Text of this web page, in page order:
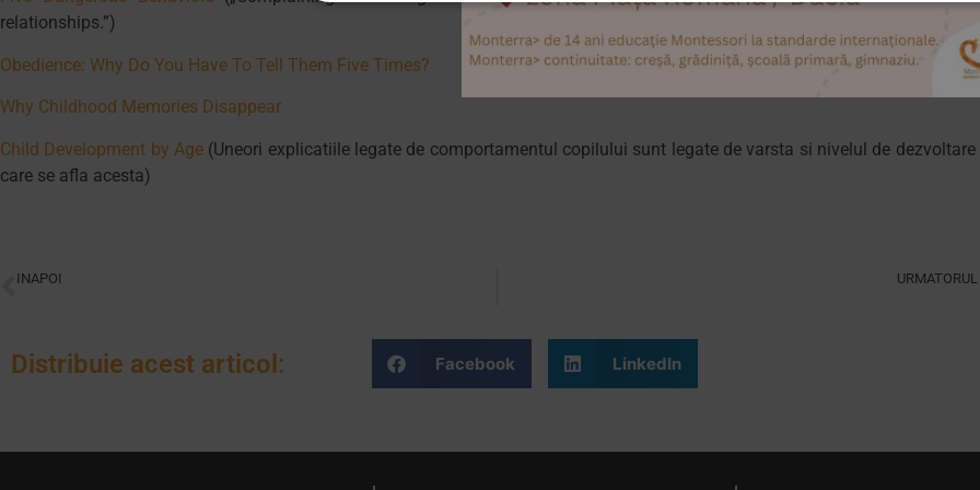
relationships.”)
Obedience: Why Do You Have To Tell Them Five Times?
Why Childhood Memories Disappear
Child Development by Age (Uneori explicatiile legate de comportamentul copilului sunt legate de varsta si nivelul de dezvoltare
care se afla acesta)
INAPOI URMATORUL
Distribuie acest articol: Facebook LinkedIn